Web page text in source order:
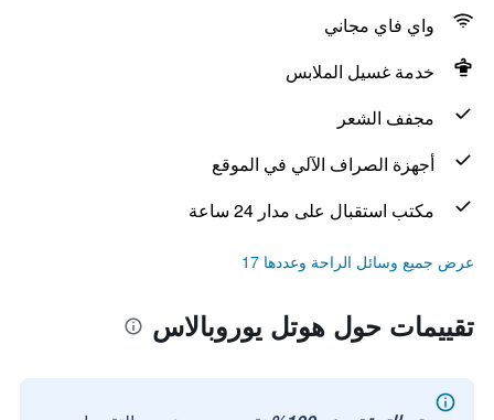
واي فاي مجاني
خدمة غسيل الملابس
مجفف الشعر
أجهزة الصراف الآلي في الموقع
مكتب استقبال على مدار 24 ساعة
عرض جميع وسائل الراحة وعددها 17
تقييمات حول هوتل يوروبالاس